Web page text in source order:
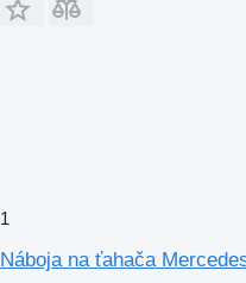
1
Náboja na ťahača